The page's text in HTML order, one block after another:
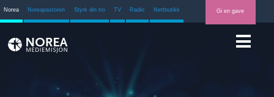
Norea Noreapastoren Styrk din tro TV Radio Nettbutikk Gi en gave